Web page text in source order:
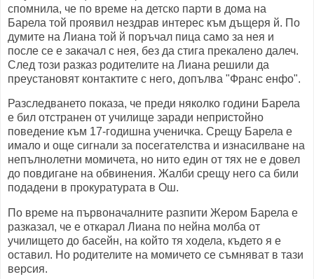
спомнила, че по време на детско парти в дома на
Барела той проявил нездрав интерес към дъщеря й. По
думите на Лиана той й поръчал пица само за нея и
после се е закачал с нея, без да стига прекалено далеч.
След този разказ родителите на Лиана решили да
преустановят контактите с него, допълва "Франс енфо".
Разследването показа, че преди няколко години Барела
е бил отстранен от училище заради непристойно
поведение към 17-годишна ученичка. Срещу Барела е
имало и още сигнали за посегателства и изнасилване на
непълнолетни момичета, но нито един от тях не е довел
до повдигане на обвинения. Жалби срещу него са били
подадени в прокуратурата в Ош.
По време на първоначалните разпити Жером Барела е
разказал, че е откарал Лиана по нейна молба от
училището до басейн, на който тя ходела, където я е
оставил. Но родителите на момичето се съмняват в тази
версия.